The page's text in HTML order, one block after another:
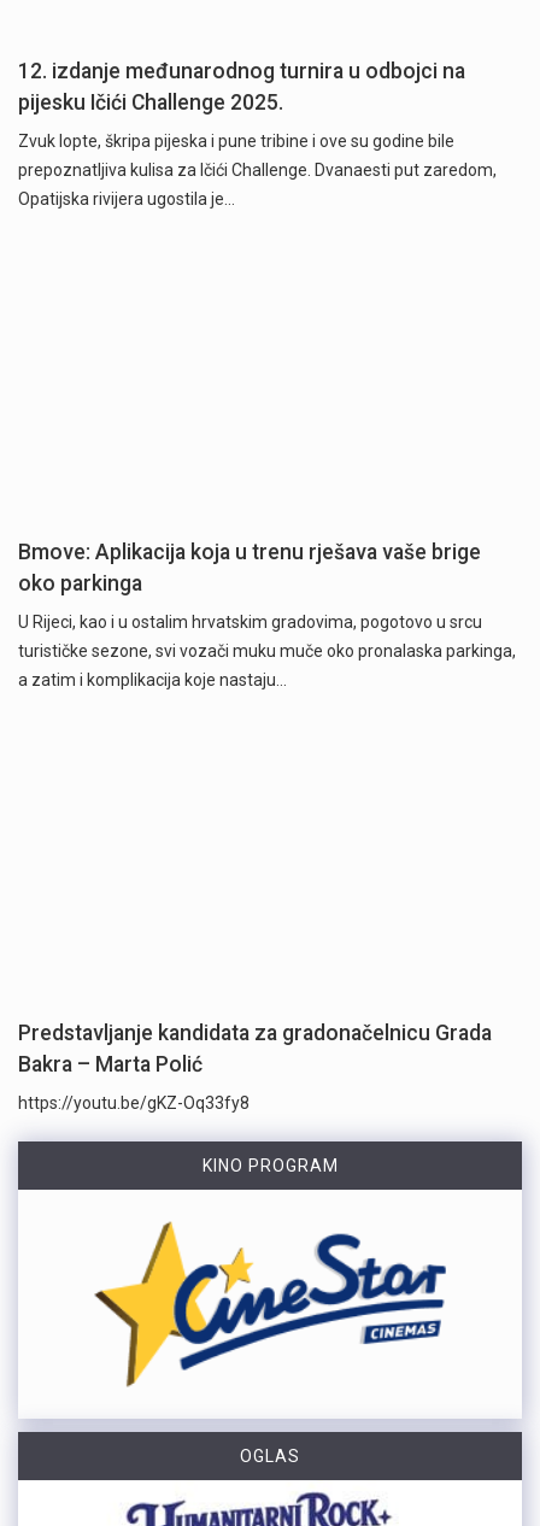
12. izdanje međunarodnog turnira u odbojci na
pijesku Ičići Challenge 2025.
Zvuk lopte, škripa pijeska i pune tribine i ove su godine bile
prepoznatljiva kulisa za Ičići Challenge. Dvanaesti put zaredom,
Opatijska rivijera ugostila je…
Bmove: Aplikacija koja u trenu rješava vaše brige
oko parkinga
U Rijeci, kao i u ostalim hrvatskim gradovima, pogotovo u srcu
turističke sezone, svi vozači muku muče oko pronalaska parkinga,
a zatim i komplikacija koje nastaju…
Predstavljanje kandidata za gradonačelnicu Grada
Bakra – Marta Polić
https://youtu.be/gKZ-Oq33fy8
KINO PROGRAM
OGLAS